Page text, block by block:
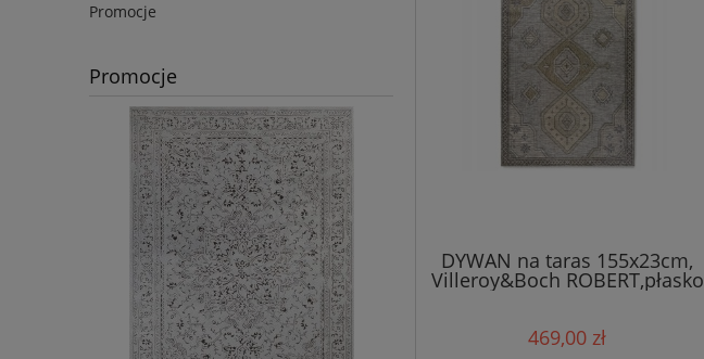
Promocje
Promocje
DYWAN na taras 155x23cm,
Villeroy&Boch ROBERT,płasko
tkany wzór boho, zewnętrzno-
469,00 zł